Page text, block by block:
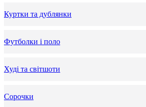
Куртки та дублянки
Футболки і поло
Худі та світшоти
Сорочки